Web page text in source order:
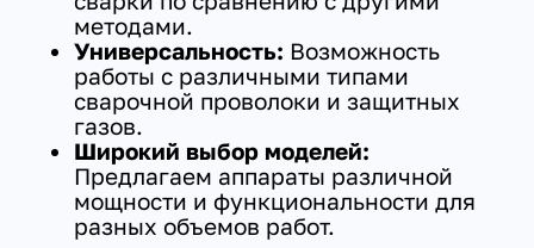
методами.
Универсальность: Возможность
работы с различными типами
сварочной проволоки и защитных
газов.
Широкий выбор моделей:
Предлагаем аппараты различной
мощности и функциональности для
разных объемов работ.